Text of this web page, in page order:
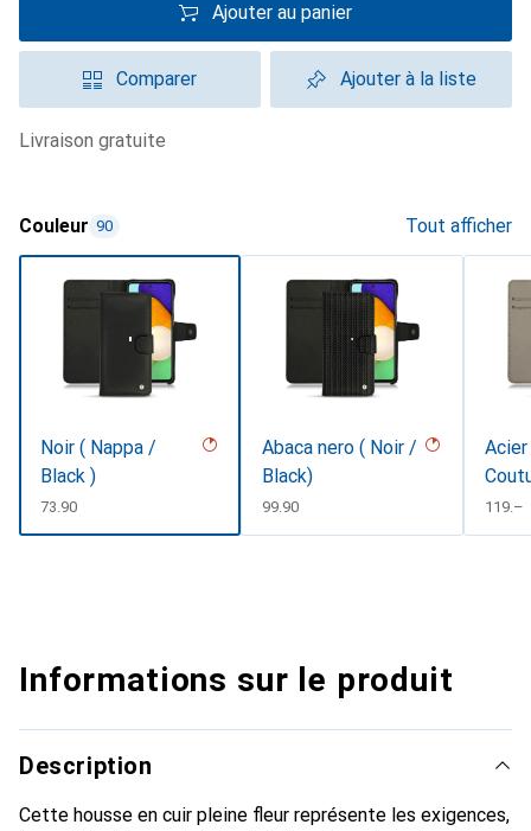
Ajouter au panier
Comparer Ajouter à la liste
livraison gratuite
Couleur 90 Tout afficher
Noir ( Nappa /
Black )
CHF
73.90
Abaca nero ( Noir /
Black)
CHF
99.90 CHF
119.–
Informations sur le produit
Description
Cette housse en cuir pleine fleur représente les exigences,